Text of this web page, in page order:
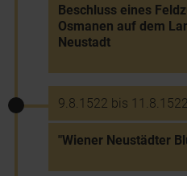
Beschluss eines
Osmanen auf dem
Neustadt
9.8.1522 bis 11.8.1522
"Wiener Neustädter